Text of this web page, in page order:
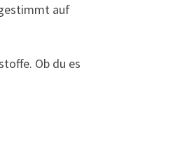
auf
Ob du es